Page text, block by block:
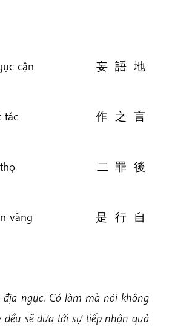
ngục cận 妄 語 地
bất tác 作 之 言
câu thọ 二 罪 後
khiên vãng 是 行 自
địa ngục. Có làm mà nói không
đều sẽ đưa tới sự tiếp nhận quả